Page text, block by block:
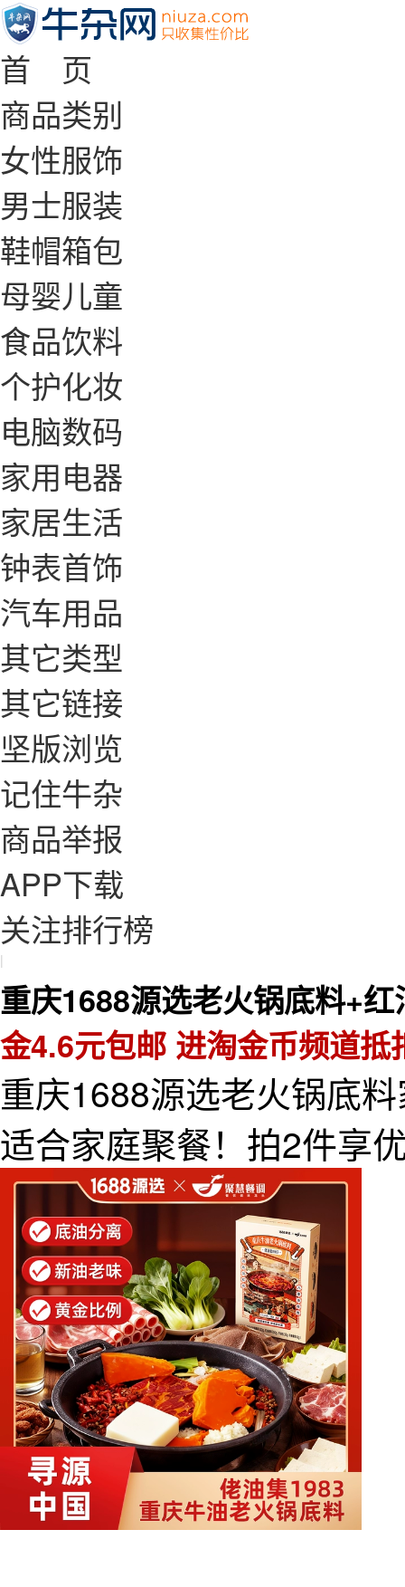
首 页
商品类别
女性服饰
男士服装
鞋帽箱包
母婴儿童
食品饮料
个护化妆
电脑数码
家用电器
家居生活
钟表首饰
汽车用品
其它类型
其它链接
坚版浏览
记住牛杂
商品举报
APP下载
关注排行榜
|
重庆1688源选老火锅底料+
金4.6元包邮 进淘金币频道抵
重庆1688源选老火锅底
适合家庭聚餐！拍2件享